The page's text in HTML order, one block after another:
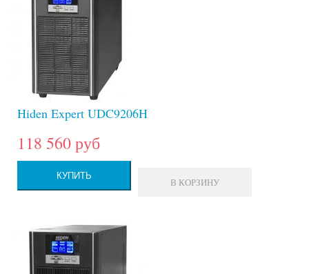
Hiden Expert UDC9206H
118 560 руб
КУПИТЬ
В КОРЗИНУ